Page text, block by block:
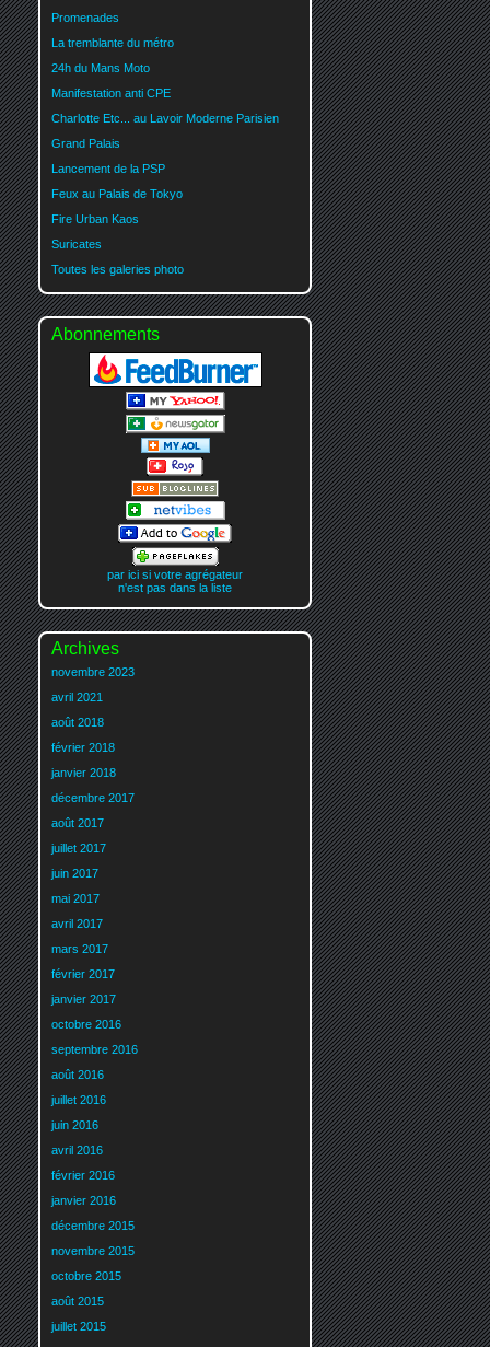
Promenades
La tremblante du métro
24h du Mans Moto
Manifestation anti CPE
Charlotte Etc... au Lavoir Moderne Parisien
Grand Palais
Lancement de la PSP
Feux au Palais de Tokyo
Fire Urban Kaos
Suricates
Toutes les galeries photo
Abonnements
par ici si votre agrégateur
n'est pas dans la liste
Archives
novembre 2023
avril 2021
août 2018
février 2018
janvier 2018
décembre 2017
août 2017
juillet 2017
juin 2017
mai 2017
avril 2017
mars 2017
février 2017
janvier 2017
octobre 2016
septembre 2016
août 2016
juillet 2016
juin 2016
avril 2016
février 2016
janvier 2016
décembre 2015
novembre 2015
octobre 2015
août 2015
juillet 2015